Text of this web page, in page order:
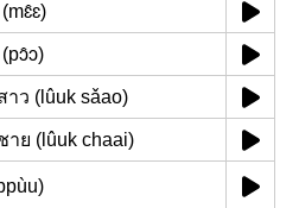
าว (lûuk sǎao)
าย (lûuk chaai)